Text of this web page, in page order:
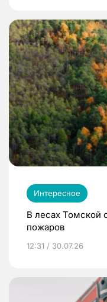
Интересное
В лесах Томской
пожаров
12:31 / 30.07.26